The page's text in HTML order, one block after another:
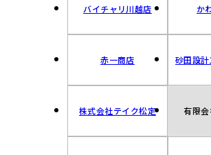
バイチャリ川越店 か
赤一商店 砂田設
株式会社テイク松定 有限